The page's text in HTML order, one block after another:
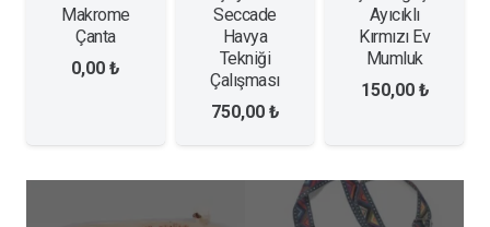
Makrome
Çanta
0,00₺
Seccade
Havya
Tekniği
Çalışması
750,00 ₺
Ayıcıklı
Kırmızı Ev
Mumluk
150,00 ₺